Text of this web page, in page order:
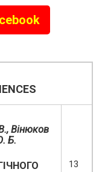
Вінюков
Б.
13